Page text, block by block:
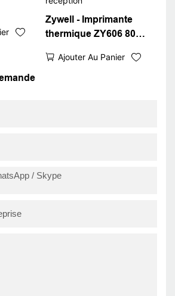
gratuit
Zywell - Imprimante
thermique ZY606 80
Order Order Rappel
Ajouter Au Panier
/ Skype